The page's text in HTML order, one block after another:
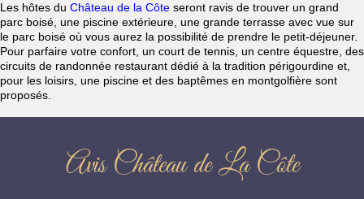
Les hôtes du Château de la Côte seront ravis de trouver un grand
parc boisé, une piscine extérieure, une grande terrasse avec vue sur
le parc boisé où vous aurez la possibilité de prendre le petit-déjeuner.
Pour parfaire votre confort, un court de tennis, un centre équestre, des
circuits de randonnée restaurant dédié à la tradition périgourdine et,
pour les loisirs, une piscine et des baptêmes en montgolfière sont
proposés.
Avis Château de La Côte